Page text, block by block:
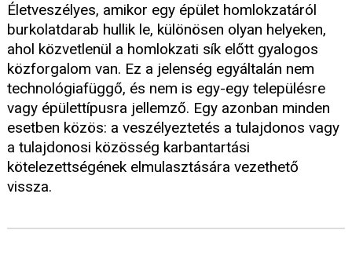
Életveszélyes, amikor egy épület homlokzatáról
burkolatdarab hullik le, különösen olyan helyeken,
ahol közvetlenül a homlokzati sík előtt gyalogos
közforgalom van. Ez a jelenség egyáltalán nem
technológiafüggő, és nem is egy-egy településre
vagy épülettípusra jellemző. Egy azonban minden
esetben közös: a veszélyeztetés a tulajdonos vagy
a tulajdonosi közösség karbantartási
kötelezettségének elmulasztására vezethető
vissza.